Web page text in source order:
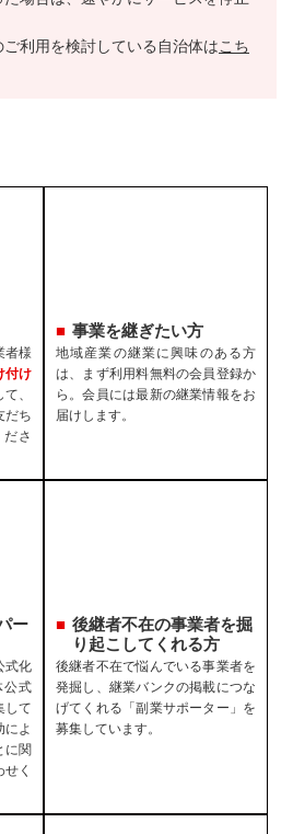
利用を検討している自治体はこち
者様
付け
、
だち
さ
事業を継ぎたい方
地域産業の継業に興味のある方
は、まず利用料無料の会員登録か
ら。会員には最新の継業情報をお
届けします。
ー
式化
公式
して
によ
に関
く
後継者不在の事業者を掘
り起こしてくれる方
後継者不在で悩んでいる事業者を
発掘し、継業バンクの掲載につな
げてくれる「副業サポーター」を
募集しています。